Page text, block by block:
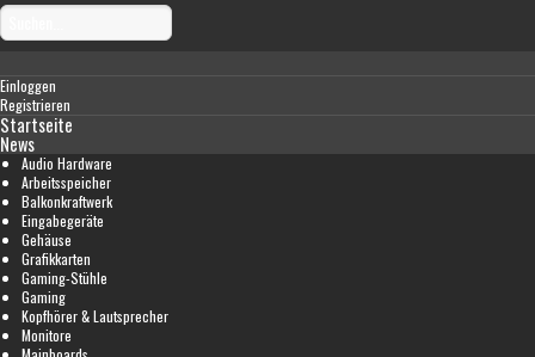
Einloggen
Registrieren
Startseite
News
Audio Hardware
Arbeitsspeicher
Balkonkraftwerk
Eingabegeräte
Gehäuse
Grafikkarten
Gaming-Stühle
Gaming
Kopfhörer & Lautsprecher
Monitore